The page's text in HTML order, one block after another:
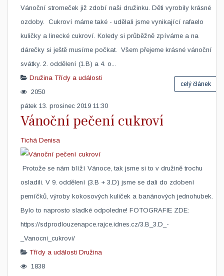
Vánoční stromeček již zdobí naši družinku. Děti vyrobily krásné
ozdoby. Cukroví máme také - udělali jsme vynikající rafaelo
kuličky a linecké cukroví. Koledy si průběžně zpíváme a na
dárečky si ještě musíme počkat. Všem přejeme krásné vánoční
svátky. 2. oddělení (1.B) a 4. o...
celý článek
Družina Třídy a události
2050
pátek 13. prosinec 2019 11:30
Vánoční pečení cukroví
Tichá Denisa
​ Protože se nám blíží Vánoce, tak jsme si to v družině trochu
osladili. V 9. oddělení (3.B + 3.D) jsme se dali do zdobení
perníčků, výroby kokosových kuliček a banánových jednohubek.
Bylo to naprosto sladké odpoledne! FOTOGRAFIE ZDE:
https://sdprodlouzenapce.rajce.idnes.cz/3.B_3.D_-
_Vanocni_cukrovi/
Třídy a události Družina
1838